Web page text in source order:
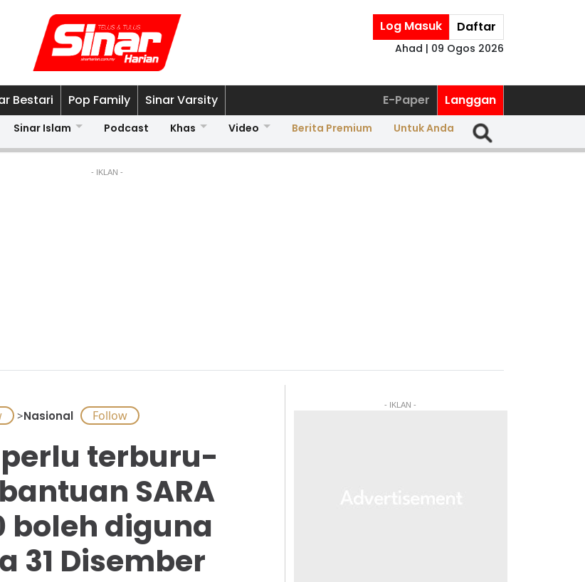
Log Masuk Daftar
Ahad | 09 Ogos 2026
Bestari Pop Family Sinar Varsity E-Paper Langgan
Sinar Islam Podcast Khas Video Berita Premium Untuk Anda
- IKLAN -
>Nasional
terburu-
SARA
boleh diguna
31 Disember
- IKLAN -